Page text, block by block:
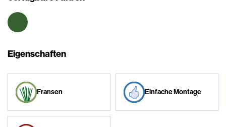
Eigenschaften
Fransen Einfache Montage